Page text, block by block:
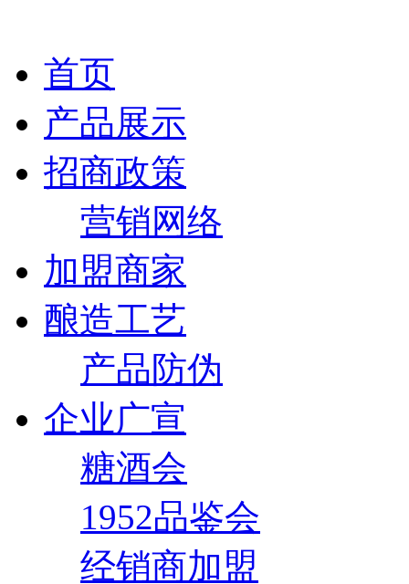
首页
产品展示
招商政策
营销网络
加盟商家
酿造工艺
产品防伪
企业广宣
糖酒会
1952品鉴会
经销商加盟